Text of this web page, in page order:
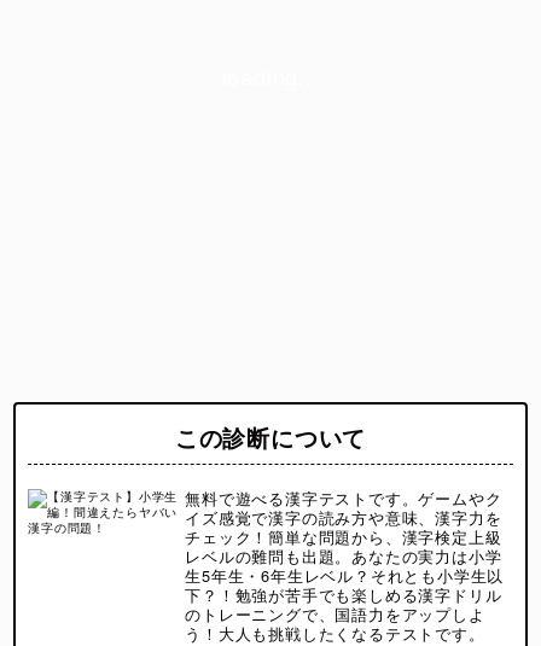
この診断について
無料で遊べる漢字テストです。ゲームやク
イズ感覚で漢字の読み方や意味、漢字力を
チェック！簡単な問題から、漢字検定上級
レベルの難問も出題。あなたの実力は小学
生5年生・6年生レベル？それとも小学生以
下？！勉強が苦手でも楽しめる漢字ドリル
のトレーニングで、国語力をアップしよ
う！大人も挑戦したくなるテストです。